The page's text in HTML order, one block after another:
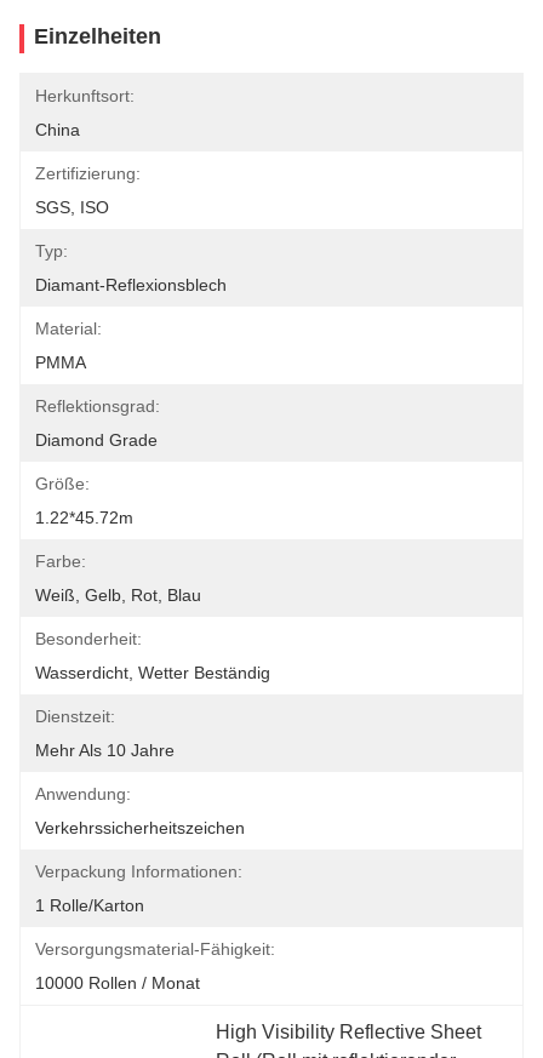
Einzelheiten
Herkunftsort:
China
Zertifizierung:
SGS, ISO
Typ:
Diamant-Reflexionsblech
Material:
PMMA
Reflektionsgrad:
Diamond Grade
Größe:
1.22*45.72m
Farbe:
Weiß, Gelb, Rot, Blau
Besonderheit:
Wasserdicht, Wetter Beständig
Dienstzeit:
Mehr Als 10 Jahre
Anwendung:
Verkehrssicherheitszeichen
Verpackung Informationen:
1 Rolle/Karton
Versorgungsmaterial-Fähigkeit:
10000 Rollen / Monat
High Visibility Reflective Sheet